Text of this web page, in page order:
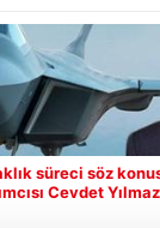
süreci söz
Cevdet